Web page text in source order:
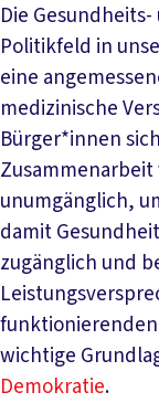
Die
Politikfeld in
eine
medizinische
Bürger*innen
unumgänglich,
damit
zugänglich und
funktionierenden
wichtige
Demokratie.